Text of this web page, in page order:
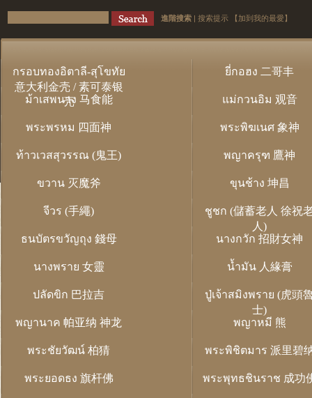
進階搜索 | 搜索提示 【加到我的最愛】
กรอบทองอิตาลี-สุโขทัย
意大利金壳 / 素可泰银
壳
ยี่กอฮง 二哥丰
ม้าเสพนาง 马食能 แม่กวนอิม 观音
พระพรหม 四面神 พระพิฆเนศ 象神
ท้าวเวสสุวรรณ (鬼王) พญาครุฑ 鷹神
ขวาน 灭魔斧 ขุนช้าง 坤昌
จีวร (手繩)
ชูชก (儲蓄老人 徐祝
人)
ธนบัตรขวัญถุง 錢母
นางกวัก 招財女神
นางพราย 女靈 น้ำมัน 人緣膏
ปลัดขิก 巴拉吉
ปู่เจ้าสมิงพราย (虎頭
士)
พญานาค 帕亚纳 神龙
พญาหมี 熊
พระชัยวัฒน์ 柏猜 พระพิชิตมาร 派里碧
พระยอดธง 旗杆佛 พระพุทธชินราช 成功